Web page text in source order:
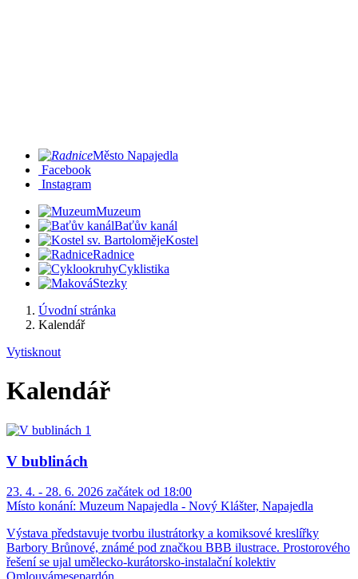
Město Napajedla
Facebook
Instagram
Muzeum
Baťův kanál
Kostel
Radnice
Cyklistika
Stezky
Úvodní stránka
Kalendář
Vytisknout
Kalendář
V bublinách
23. 4. - 28. 6. 2026 začátek od 18:00
Místo konání: Muzeum Napajedla - Nový Klášter, Napajedla
Výstava představuje tvorbu ilustrátorky a komiksové kreslířky
Barbory Brůnové, známé pod značkou BBB ilustrace. Prostorového
řešení se ujal umělecko-kurátorsko-instalační kolektiv